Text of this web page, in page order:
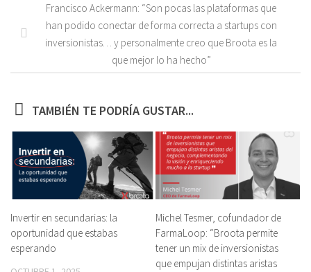
Francisco Ackermann: “Son pocas las plataformas que
han podido conectar de forma correcta a startups con
inversionistas… y personalmente creo que Broota es la
que mejor lo ha hecho”
TAMBIÉN TE PODRÍA GUSTAR...
Invertir en secundarias: la
oportunidad que estabas
esperando
Michel Tesmer, cofundador de
FarmaLoop: “Broota permite
tener un mix de inversionistas
que empujan distintas aristas